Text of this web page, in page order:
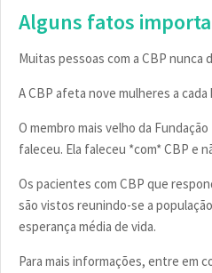
Alguns fatos
Muitas pessoas com a CBP nunca
A CBP afeta nove mulheres a cada
O membro mais velho da
faleceu. Ela faleceu *com* CBP e
Os pacientes com CBP que
são vistos reunindo-se a
esperança média de vida.
Para mais informações, entre em